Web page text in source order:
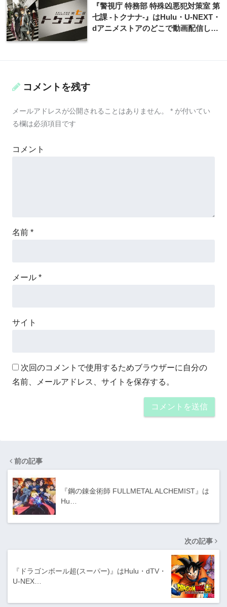
『警視庁 特務部 特殊凶悪犯対策室 第
七課 -トクナナ-』はHulu・U-NEXT・
dアニメストアのどこで動画配信して
コメントを残す
メールアドレスが公開されることはありません。 * が付いてい
る欄は必須項目です
コメント
名前 *
メール *
サイト
次回のコメントで使用するためブラウザーに自分の
名前、メールアドレス、サイトを保存する。
前の記事
『鋼の錬金術師 FULLMETAL ALCHEMIST』は
Hu…
次の記事
『ドラゴンボール超(スーパー)』はHulu・dTV・
U-NEX…